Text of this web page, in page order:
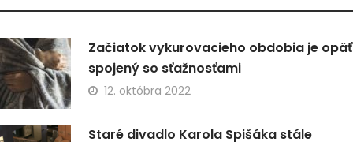
Začiatok vykurovacieho obdobia je opäť
spojený so sťažnosťami
12. októbra 2022
Staré divadlo Karola Spišáka stále